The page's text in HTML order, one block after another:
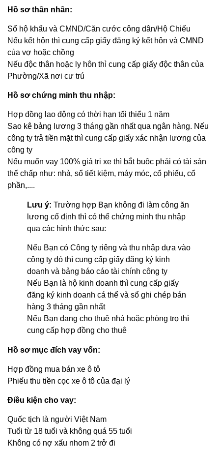
Hồ sơ thân nhân:
Sổ hộ khẩu và CMND/Căn cước công dân/Hộ Chiếu
Nếu kết hôn thì cung cấp giấy đăng ký kết hôn và CMND
của vợ hoặc chồng
Nếu độc thân hoặc ly hôn thì cung cấp giấy độc thân của
Phường/Xã nơi cư trú
Hồ sơ chứng minh thu nhập:
Hợp đồng lao động có thời hạn tối thiểu 1 năm
Sao kê bảng lương 3 tháng gần nhất qua ngân hàng. Nếu
công ty trả tiền mặt thì cung cấp giấy xác nhận lương của
công ty
Nếu muốn vay 100% giá trị xe thì bắt buộc phải có tài sản
thế chấp như: nhà, sổ tiết kiệm, máy móc, cổ phiếu, cổ
phần,....
Lưu ý: Trường hợp Bạn không đi làm công ăn
lương cố định thì có thể chứng minh thu nhập
qua các hình thức sau:
Nếu Bạn có Công ty riêng và thu nhập dựa vào
công ty đó thì cung cấp giấy đăng ký kinh
doanh và bảng báo cáo tài chính công ty
Nếu Bạn là hộ kinh doanh thì cung cấp giấy
đăng ký kinh doanh cá thể và sổ ghi chép bán
hàng 3 tháng gần nhất
Nếu Bạn đang cho thuê nhà hoặc phòng trọ thì
cung cấp hợp đồng cho thuê
Hồ sơ mục đích vay vốn:
Hợp đồng mua bán xe ô tô
Phiếu thu tiền cọc xe ô tô của đại lý
Điều kiện cho vay:
Quốc tịch là người Việt Nam
Tuổi từ 18 tuổi và không quá 55 tuổi
Không có nợ xấu nhom 2 trở đi